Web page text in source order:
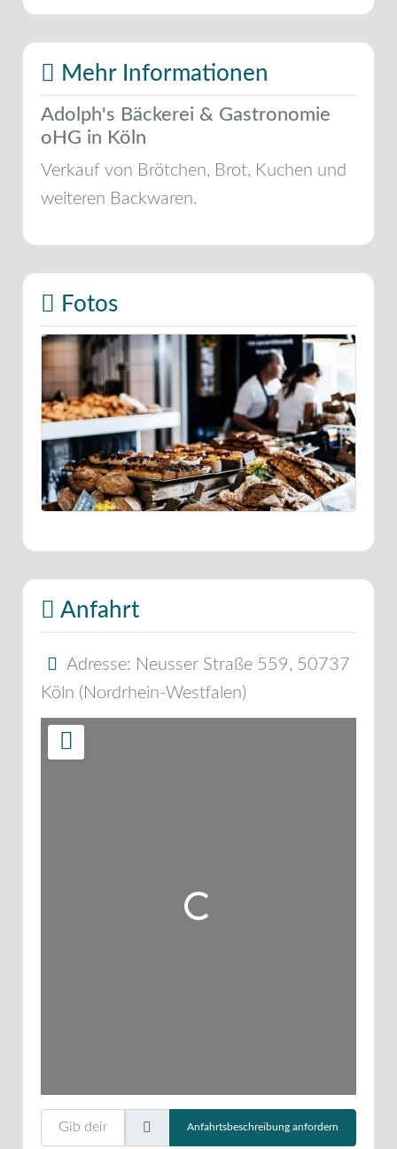
Mehr Informationen
Adolph's Bäckerei & Gastronomie
oHG in Köln
Verkauf von Brötchen, Brot, Kuchen und
weiteren Backwaren.
Fotos
Anfahrt
Adresse: Neusser Straße 559, 50737
Köln ( Nordrhein-Westfalen)
Wird geladen …
Gib deinen Standort ein.
Anfahrtsbeschreibung anfordern